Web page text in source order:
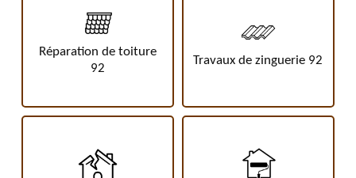
Réparation de toiture
92
Travaux de zinguerie 92